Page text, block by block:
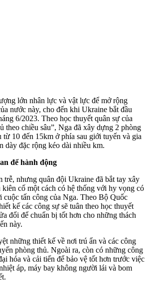
lớn nhân lực và vật lực để mở rộng
nước này, cho đến khi Ukraine bắt đầu
6/2023. Theo học thuyết quân sự của
theo chiều sâu”, Nga đã xây dựng 2 phòng
từ 10 đến 15km ở phía sau giới tuyến và gia
dày đặc rộng kéo dài nhiều km.
để hành động
trễ, nhưng quân đội Ukraine đã bắt tay xây
cố một cách có hệ thống với hy vọng có
cuộc tấn công của Nga. Theo Bộ Quốc
kế các công sự sẽ tuân theo học thuyết
đổi để chuẩn bị tốt hơn cho những thách
này.
những thiết kế về nơi trú ẩn và các công
phòng thủ. Ngoài ra, còn có những công
hóa và cải tiến để bảo vệ tốt hơn trước việc
áp, máy bay không người lái và bom